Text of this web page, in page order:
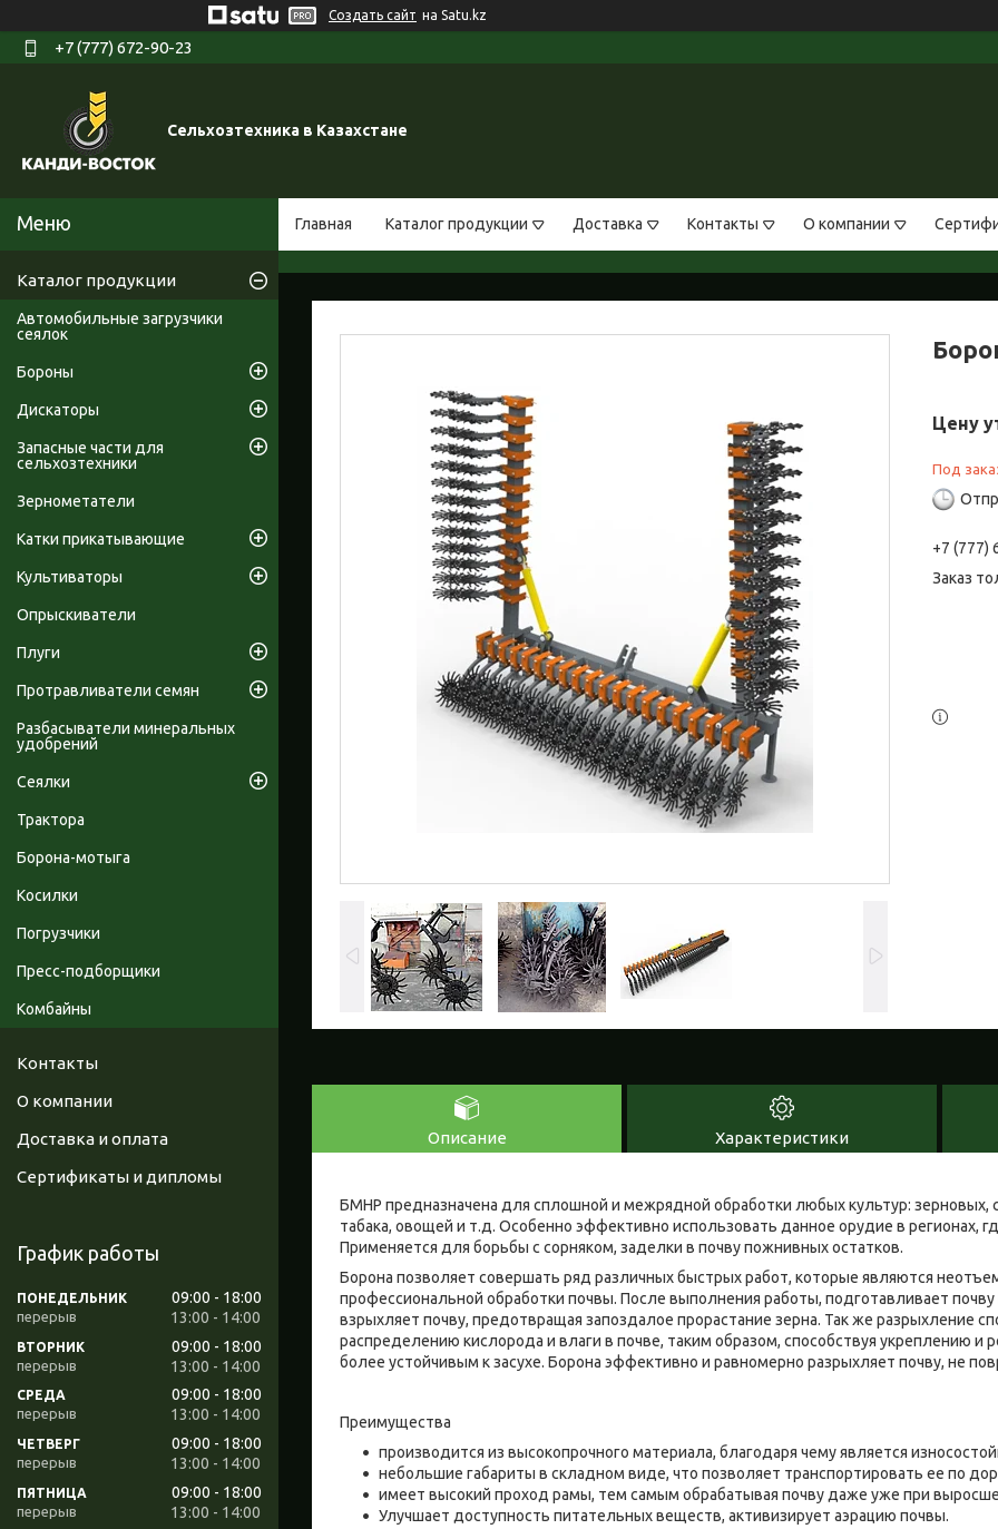
Создать сайт на Satu.kz
+7 (777) 672-90-23
Сельхозтехника в Казахстане
Главная Каталог продукции Доставка Контакты О компании
Цену
Под
+7 (777)
Заказ
Описание Характеристики
БМНР предназначена для сплошной и межрядной обработки любых культур: зерновых,
табака, овощей и т.д. Особенно эффективно использовать данное орудие в регионах,
Применяется для борьбы с сорняком, заделки в почву пожнивных остатков.
Борона позволяет совершать ряд различных быстрых работ, которые являются
профессиональной обработки почвы. После выполнения работы, подготавливает
взрыхляет почву, предотвращая запоздалое прорастание зерна. Так же разрыхление
распределению кислорода и влаги в почве, таким образом, способствуя укреплению и
более устойчивым к засухе. Борона эффективно и равномерно разрыхляет почву, не
Преимущества
производится из высокопрочного материала, благодаря чему является
небольшие габариты в складном виде, что позволяет транспортировать ее по
имеет высокий проход рамы, тем самым обрабатывая почву даже уже при
Улучшает доступность питательных веществ, активизирует аэрацию почвы.
Каталог продукции
Автомобильные загрузчики
сеялок
Бороны
Дискаторы
Запасные части для
сельхозтехники
Зернометатели
Катки прикатывающие
Культиваторы
Опрыскиватели
Плуги
Протравливатели семян
Разбасыватели минеральных
удобрений
Сеялки
Трактора
Борона-мотыга
Косилки
Погрузчики
Пресс-подборщики
Комбайны
Контакты
О компании
Доставка и оплата
Сертификаты и дипломы
График работы
ПОНЕДЕЛЬНИК 09:00
18:00
13:00
14:00
ВТОРНИК 09:00
18:00
13:00
14:00
СРЕДА 09:00
18:00
13:00
14:00
ЧЕТВЕРГ 09:00
18:00
13:00
14:00
ПЯТНИЦА 09:00
18:00
13:00
14:00